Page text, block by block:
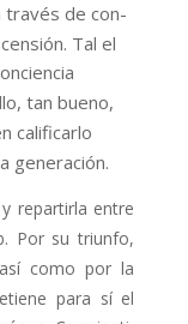
través de con­
Tal el
tan bueno,
cali­ficarlo
generación.
repartirla entre
Por su triunfo,
como por la
para sí el